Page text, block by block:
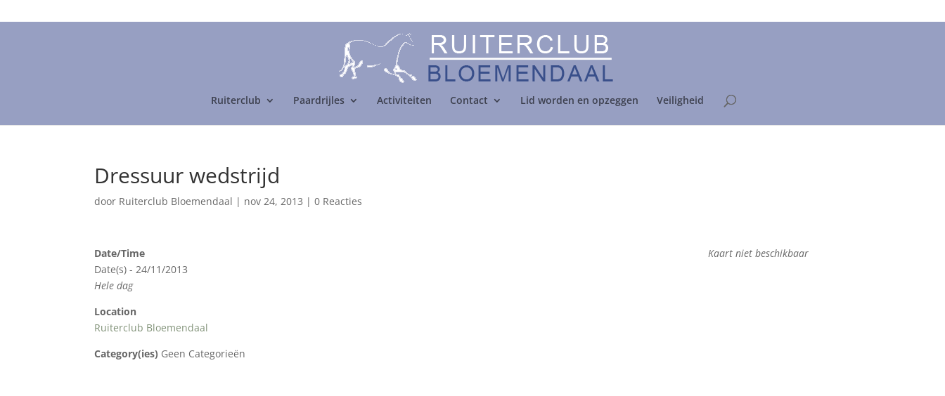
Ruiterclub Paardrijles Activiteiten Contact Lid worden en opzeggen Veiligheid
Dressuur wedstrijd
door Ruiterclub Bloemendaal | nov 24, 2013 |0 Reacties
Kaart niet beschikbaar
Date/Time
Date(s) - 24/11/2013
Hele dag
Location
Ruiterclub Bloemendaal
Category(ies) Geen Categorieën